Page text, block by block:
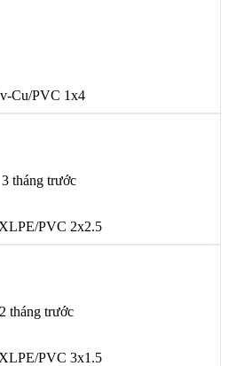
Cu/PVC 1x4
3 tháng trước
PVC 2x2.5
2 tháng trước
PVC 3x1.5